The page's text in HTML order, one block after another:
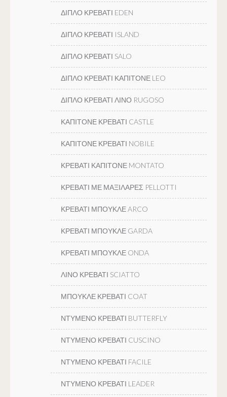
ΔΙΠΛΟ ΚΡΕΒΑΤΙ EDEN
ΔΙΠΛΟ ΚΡΕΒΑΤΙ ISLAND
ΔΙΠΛΟ ΚΡΕΒΑΤΙ SALO
ΔΙΠΛΟ ΚΡΕΒΑΤΙ ΚΑΠΙΤΟΝΕ LEO
ΔΙΠΛΟ ΚΡΕΒΑΤΙ ΛΙΝΟ RUGOSO
ΚΑΠΙΤΟΝΕ ΚΡΕΒΑΤΙ CASTLE
ΚΑΠΙΤΟΝΕ ΚΡΕΒΑΤΙ NOBILE
ΚΡΕΒΑΤΙ ΚΑΠΙΤΟΝΕ MONTATO
ΚΡΕΒΑΤΙ ΜΕ ΜΑΞΙΛΑΡΕΣ PELLOTTI
ΚΡΕΒΑΤΙ ΜΠΟΥΚΛΕ ARCO
ΚΡΕΒΑΤΙ ΜΠΟΥΚΛΕ GARDA
ΚΡΕΒΑΤΙ ΜΠΟΥΚΛΕ ONDA
ΛΙΝΟ ΚΡΕΒΑΤΙ SCIATTO
ΜΠΟΥΚΛΕ ΚΡΕΒΑΤΙ COAT
ΝΤΥΜΕΝΟ ΚΡΕΒΑΤΙ BUTTERFLY
ΝΤΥΜΕΝΟ ΚΡΕΒΑΤΙ CUSCINO
ΝΤΥΜΕΝΟ ΚΡΕΒΑΤΙ FACILE
ΝΤΥΜΕΝΟ ΚΡΕΒΑΤΙ LEADER